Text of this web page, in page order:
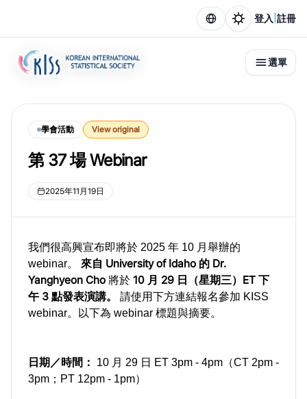
登入 註冊
選單
學會活動 View original
第 37 場 Webinar
2025年11月19日
我們很高興宣布即將於 2025 年 10 月舉辦的
webinar。 來自 University of Idaho 的 Dr.
Yanghyeon Cho 將於 10 月 29 日（星期三）ET 下
午 3 點發表演講。
請使用下方連結報名參加 KISS
webinar。以下為 webinar 標題與摘要。
日期／時間：
10 月 29 日 ET 3pm - 4pm（CT 2pm -
3pm；PT 12pm - 1pm）